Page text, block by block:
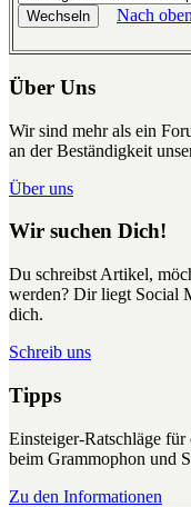
Nach oben
Über Uns
Wir sind mehr als ein
an der Beständigkeit
Über uns
Wir suchen Dich!
Du schreibst Artikel,
werden? Dir liegt Social
dich.
Schreib uns
Tipps
Einsteiger-Ratschläge
beim Grammophon und
Zu den Informationen